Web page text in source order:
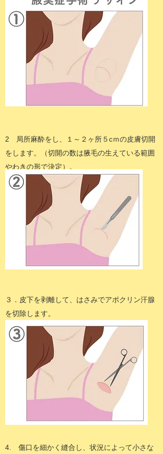
2 局所麻酔をし、１～２ヶ所５cｍの皮膚切開
をします。（切開の数は腋毛の生えている範囲
やわきの形で決定）。
３．皮下を剥離して、はさみでアポクリン汗腺
を切除します。
4. 傷口を細かく縫合し、状況によって小さな